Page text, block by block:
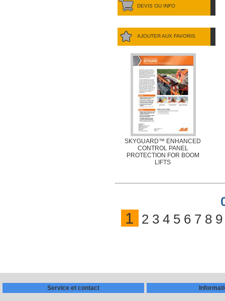
DEVIS OU INFO
AJOUTER AUX FAVORIS
SKYGUARD™ ENHANCED
CONTROL PANEL
PROTECTION FOR BOOM
LIFTS
1 2 3 4 5 6 7 8 9
Service et contact